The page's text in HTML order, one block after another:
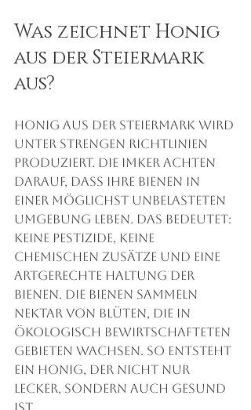
Was zeichnet Honig
aus der Steiermark
aus?
Honig aus der Steiermark wird
unter strengen Richtlinien
produziert. Die Imker achten
darauf, dass ihre Bienen in
einer möglichst unbelasteten
Umgebung leben. Das bedeutet:
keine Pestizide, keine
chemischen Zusätze und eine
artgerechte Haltung der
Bienen. Die Bienen sammeln
Nektar von Blüten, die in
ökologisch bewirtschafteten
Gebieten wachsen. So entsteht
ein Honig, der nicht nur
lecker, sondern auch gesund
ist.